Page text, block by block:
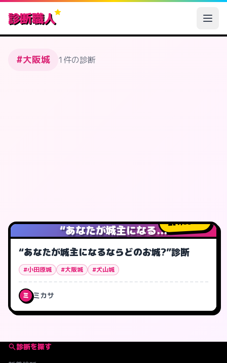
診断職人
#大阪城 1件の診断
“あなたが城主になる...
1,831人
“あなたが城主になるならどのお城?”診断
#小田原城 #大阪城 #犬山城
ミ ミカサ
診断を探す